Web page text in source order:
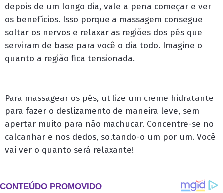
depois de um longo dia, vale a pena começar e ver
os benefícios. Isso porque a massagem consegue
soltar os nervos e relaxar as regiões dos pés que
serviram de base para você o dia todo. Imagine o
quanto a região fica tensionada.
Para massagear os pés, utilize um creme hidratante
para fazer o deslizamento de maneira leve, sem
apertar muito para não machucar. Concentre-se no
calcanhar e nos dedos, soltando-o um por um. Você
vai ver o quanto será relaxante!